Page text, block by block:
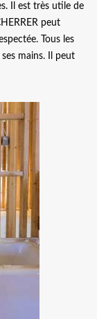
Il est très utile de
peut
Tous les
mains. Il peut